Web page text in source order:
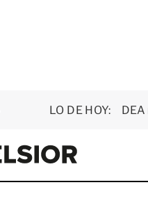
LO DE HOY:
E
x
e